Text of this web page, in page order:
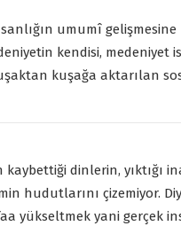
umumî
kendisi, medeniyet
kuşağa aktarılan
kaybettiği dinlerin, yıktığı
hudutlarını çizemiyor.
yükseltmek yani gerçek